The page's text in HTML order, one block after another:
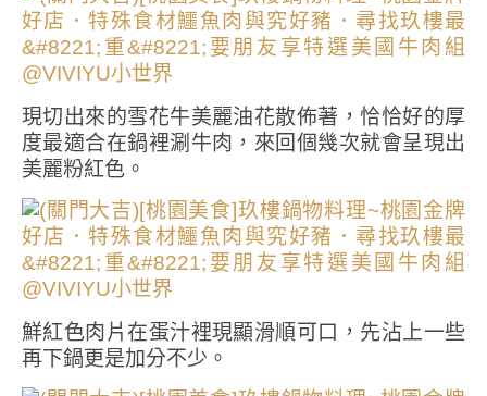
現切出來的雪花牛美麗油花散佈著，恰恰好的厚
度最適合在鍋裡涮牛肉，來回個幾次就會呈現出
美麗粉紅色。
鮮紅色肉片在蛋汁裡現顯滑順可口，先沾上一些
再下鍋更是加分不少。